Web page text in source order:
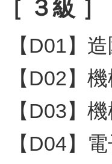
［ ３級 ］
【D01】
【D02】
【D03】
【D04】